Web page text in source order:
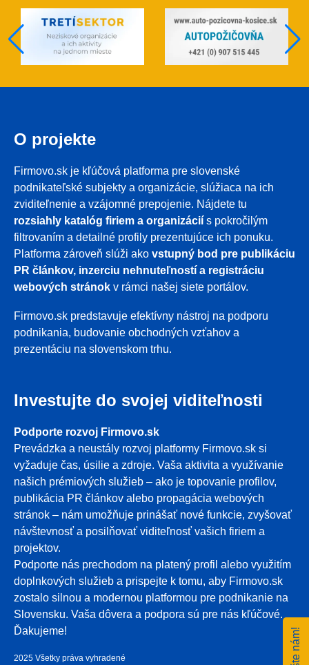
O projekte
Firmovo.sk je kľúčová platforma pre slovenské
podnikateľské subjekty a organizácie, slúžiaca na ich
zviditeľnenie a vzájomné prepojenie. Nájdete tu
rozsiahly katalóg firiem a organizácií s pokročilým
filtrovaním a detailné profily prezentujúce ich ponuku.
Platforma zároveň slúži ako vstupný bod pre publikáciu
PR článkov, inzerciu nehnuteľností a registráciu
webových stránok v rámci našej siete portálov.
Firmovo.sk predstavuje efektívny nástroj na podporu
podnikania, budovanie obchodných vzťahov a
prezentáciu na slovenskom trhu.
Investujte do svojej viditeľnosti
Podporte rozvoj Firmovo.sk
Prevádzka a neustály rozvoj platformy Firmovo.sk si
vyžaduje čas, úsilie a zdroje. Vaša aktivita a využívanie
našich prémiových služieb – ako je topovanie profilov,
publikácia PR článkov alebo propagácia webových
stránok – nám umožňuje prinášať nové funkcie, zvyšovať
návštevnosť a posilňovať viditeľnosť vašich firiem a
projektov.
Podporte nás prechodom na platený profil alebo využitím
doplnkových služieb a prispejte k tomu, aby Firmovo.sk
zostalo silnou a modernou platformou pre podnikanie na
Slovensku. Vaša dôvera a podpora sú pre nás kľúčové.
Ďakujeme!
2025 Všetky práva vyhradené